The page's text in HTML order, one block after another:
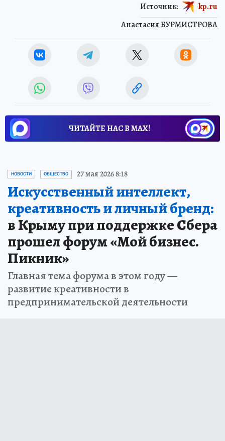
Анастасия БУРМИСТРОВА
Источник: kp.ru
ЧИТАЙТЕ НАС В МАХ!
НОВОСТИ ОБЩЕСТВО 27 мая 2026 8:18
Искусственный интеллект,
креативность и личный бренд:
в Крыму при поддержке Сбера
прошел форум «Мой бизнес.
Пикник»
Главная тема форума в этом году —
развитие креативности в
предпринимательской деятельности